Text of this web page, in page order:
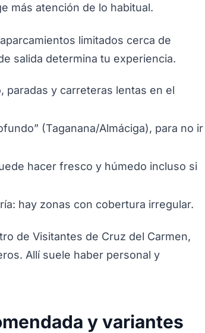
más atención de lo habitual.
limitados cerca de
salida determina tu experiencia.
paradas y carreteras lentas en el
(Taganana/Almáciga), para no ir
hacer fresco y húmedo incluso si
hay zonas con cobertura irregular.
de Visitantes de Cruz del Carmen,
Allí suele haber personal y
y variantes